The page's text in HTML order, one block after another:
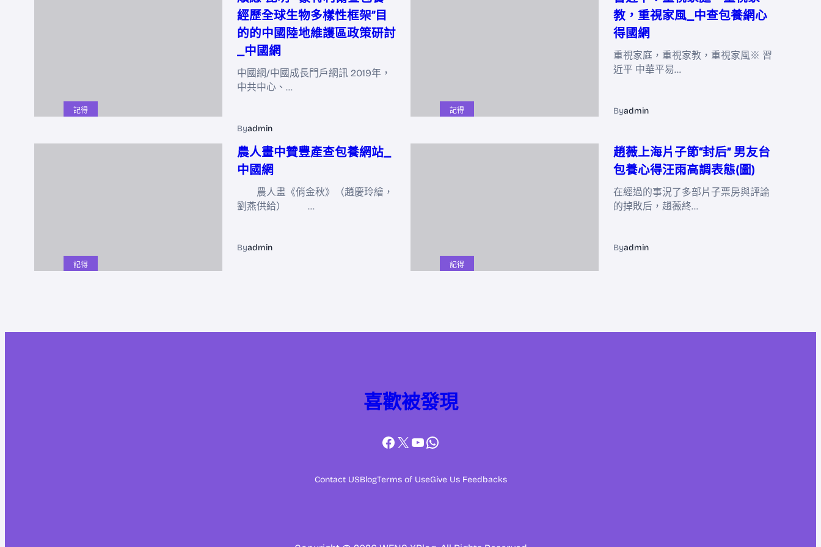
記得
經歷全球生物多樣性框架”目
的的中國陸地維護區政策研討
_中國網
中國網/中國成長門戶網訊 2019年，
中共中心、…
Byadmin
記得
教，重視家風_中查包養網心
得國網
重視家庭，重視家教，重視家風※ 習
近平 中華平易…
Byadmin
記得
農人畫中贊豐產查包養網站_
中國網
農人畫《俏金秋》（趙慶玲繪，
劉燕供給） …
Byadmin
記得
趙薇上海片子節“封后” 男友台
包養心得汪雨高調表態(圖)
在經過的事況了多部片子票房與評論
的掉敗后，趙薇終…
Byadmin
喜歡被發現
Facebook
X YouTube
WhatsApp
Contact USBlogTerms of UseGive Us Feedbacks